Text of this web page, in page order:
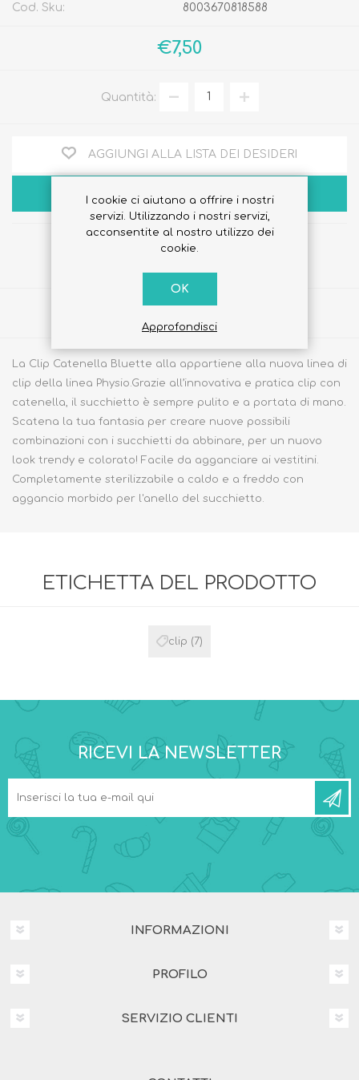
Cod. Sku: 8003670818588
€7,50
Quantità:
AGGIUNGI ALLA LISTA DEI DESIDERI
ACQUISTA
La Clip Catenella Bluette alla appartiene alla nuova linea di
clip della linea Physio.Grazie all’innovativa e pratica clip con
catenella, il succhietto è sempre pulito e a portata di mano.
Scatena la tua fantasia per creare nuove possibili
combinazioni con i succhietti da abbinare, per un nuovo
look trendy e colorato! Facile da agganciare ai vestitini.
Completamente sterilizzabile a caldo e a freddo con
aggancio morbido per l'anello del succhietto.
ETICHETTA DEL PRODOTTO
clip (7)
RICEVI LA NEWSLETTER
INFORMAZIONI
PROFILO
SERVIZIO CLIENTI
I cookie ci aiutano a offrire i nostri
servizi. Utilizzando i nostri servizi,
acconsentite al nostro utilizzo dei
cookie.
OK
Approfondisci